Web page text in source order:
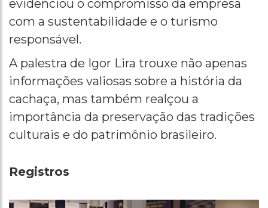
evidenciou o compromisso da empresa
com a sustentabilidade e o turismo
responsável.
A palestra de Igor Lira trouxe não apenas
informações valiosas sobre a história da
cachaça, mas também realçou a
importância da preservação das tradições
culturais e do patrimônio brasileiro.
Registros